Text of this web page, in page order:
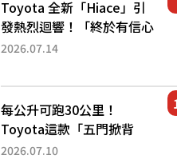
Toyota 全新「Hiace」引
發熱烈迴響！「終於有信心
下訂了！」「哪個等級交車
後竟然還要等「超過半年」
才能交車？...
2026.07.14
每公升可跑30公里！
Toyota這款「五門掀背
車」真的很厲害！ 擁有全
2026.07.10